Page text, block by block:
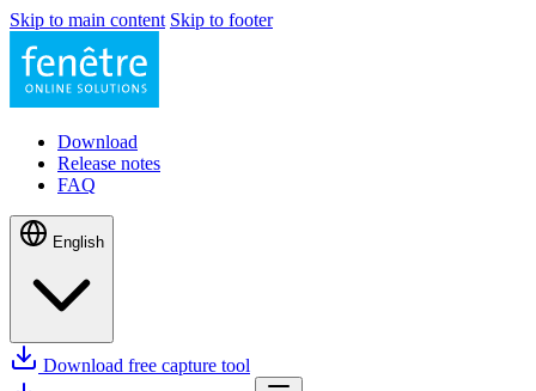
Skip to main content Skip to footer
Download
Release notes
FAQ
English
Download free capture tool